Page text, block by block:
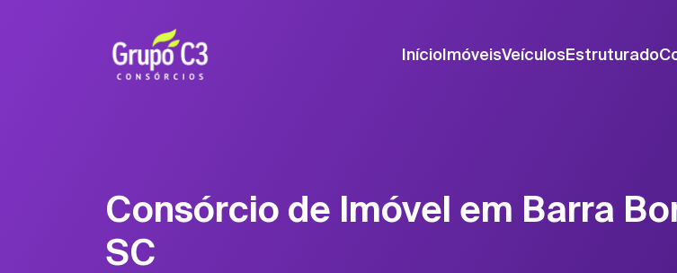
InícioImóveisVeículosEstruturado
Consórcio de Imóvel em Barra
SC